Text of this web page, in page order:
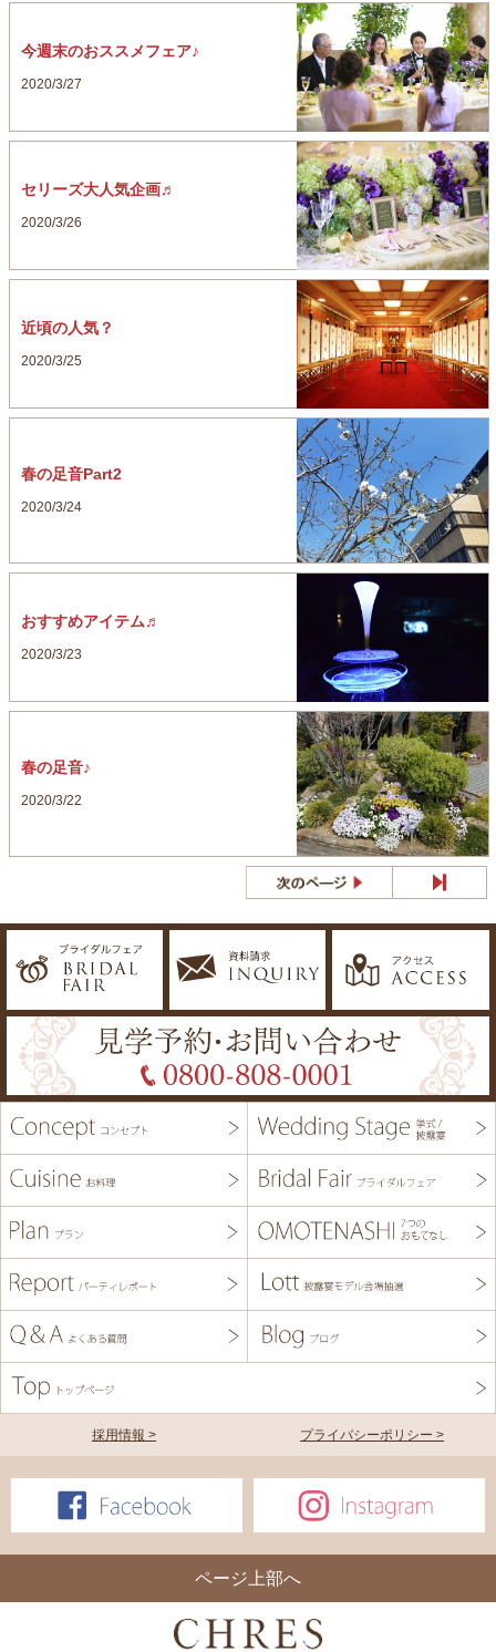
今週末のおススメフェア♪
2020/3/27
セリーズ大人気企画♬
2020/3/26
近頃の人気？
2020/3/25
春の足音Part2
2020/3/24
おすすめアイテム♬
2020/3/23
春の足音♪
2020/3/22
採用情報 > プライバシーポリシー >
ページ上部へ